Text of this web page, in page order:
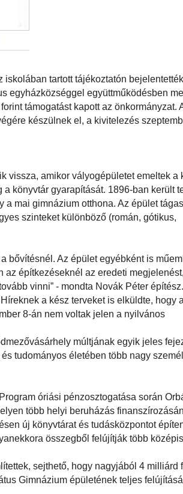
iskolában tartott tájékoztatón
egyházközséggel együttműködésben
támogatást kapott az önkormányzat.
készülnek el, a kivitelezés
vissza, amikor vályogépületet emeltek a
könyvtár gyarapítását. 1896-ban került
a mai gimnázium otthona. Az épület
szinteket különböző (román, gótikus,
bővítésnél. Az épület egyébként is
az építkezéseknél az eredeti
vinni” - mondta Novák Péter építész.
a kész terveket is elküldte, hogy
8-án nem voltak jelen a nyilvános
múltjának egyik jeles
tudományos életében több nagy
óriási pénzosztogatása során
több helyi beruházás
új könyvtárat és tudásközpontot
összegből felújítják több
sejthető, hogy nagyjából 4 milliárd
Gimnázium épületének teljes